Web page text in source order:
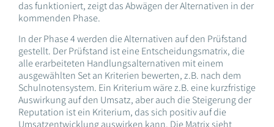
das funktioniert, zeigt das Abwägen der Alternativen in der
kommenden Phase.
In der Phase 4 werden die Alternativen auf den Prüfstand
gestellt. Der Prüfstand ist eine Entscheidungsmatrix, die
alle erarbeiteten Handlungsalternativen mit einem
ausgewählten Set an Kriterien bewerten, z.B. nach dem
Schulnotensystem. Ein Kriterium wäre z.B. eine kurzfristige
Auswirkung auf den Umsatz, aber auch die Steigerung der
Reputation ist ein Kriterium, das sich positiv auf die
Umsatzentwicklung auswirken kann. Die Matrix sieht